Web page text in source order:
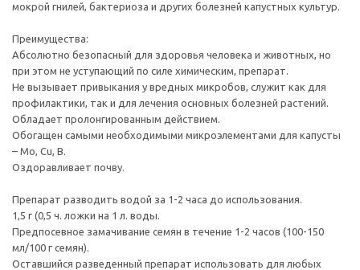
мокрой гнилей, бактериоза и других болезней капустных культур.
Преимущества:
Абсолютно безопасный для здоровья человека и животных, но
при этом не уступающий по силе химическим, препарат.
Не вызывает привыкания у вредных микробов, служит как для
профилактики, так и для лечения основных болезней растений.
Обладает пролонгированным действием.
Обогащен самыми необходимыми микроэлементами для капусты
– Mo, Cu, В.
Оздоравливает почву.
Препарат разводить водой за 1-2 часа до использования.
1,5 г (0,5 ч. ложки на 1 л. воды.
Предпосевное замачивание семян в течение 1-2 часов (100-150
мл/100 г семян).
Оставшийся разведенный препарат использовать для любых